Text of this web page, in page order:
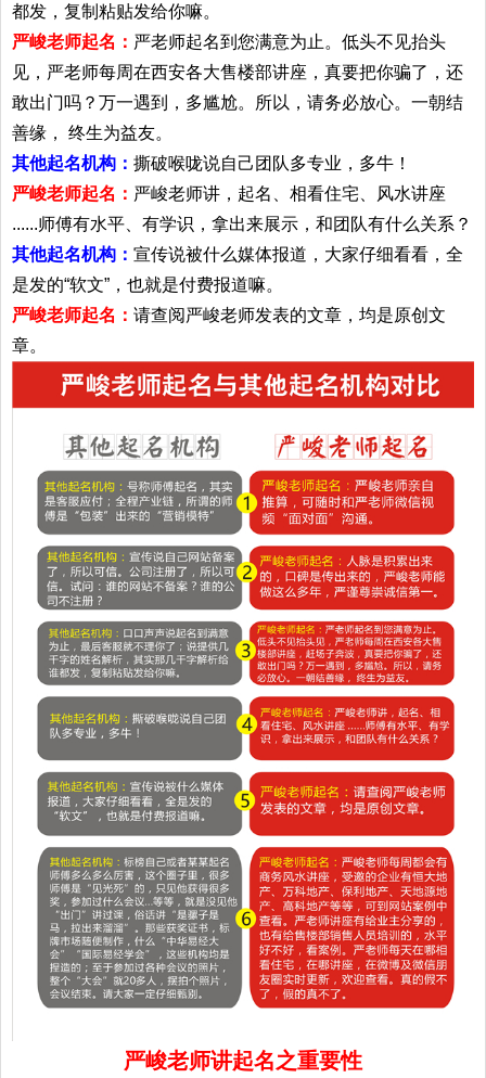
都发，复制粘贴发给你嘛。
严峻老师起名： 严老师起名到您满意为止。低头不见抬头
见，严老师每周在西安各大售楼部讲座，真要把你骗了，还
敢出门吗？万一遇到，多尴尬。所以，请务必放心。一朝结
善缘， 终生为益友。
其他起名机构： 撕破喉咙说自己团队多专业，多牛！
严峻老师起名： 严峻老师讲，起名、相看住宅、风水讲座
......师傅有水平、有学识，拿出来展示，和团队有什么关系？
其他起名机构： 宣传说被什么媒体报道，大家仔细看看，全
是发的“软文”，也就是付费报道嘛。
严峻老师起名： 请查阅严峻老师发表的文章，均是原创文
章。
严峻老师讲起名之重要性